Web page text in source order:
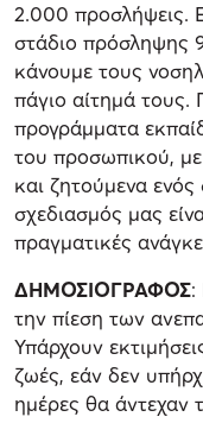
2.000 προσλήψεις.
στάδιο πρόσληψης
κάνουμε τους
πάγιο αίτημά
προγράμματα
του προσωπικού,
και ζητούμενα
σχεδιασμός μας
πραγματικές
ΔΗΜΟΣΙΟΓΡΑΦΟΣ:
την πίεση των
Υπάρχουν
ζωές, εάν δεν
ημέρες θα άντεχαν